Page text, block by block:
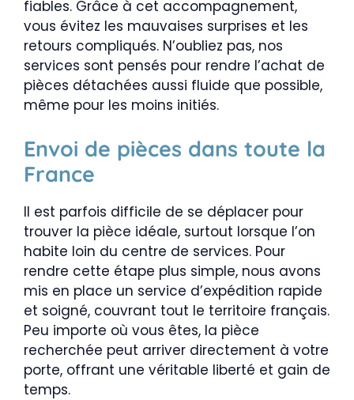
fiables. Grâce à cet accompagnement,
vous évitez les mauvaises surprises et les
retours compliqués. N’oubliez pas, nos
services sont pensés pour rendre l’achat de
pièces détachées aussi fluide que possible,
même pour les moins initiés.
Envoi de pièces dans toute la
France
Il est parfois difficile de se déplacer pour
trouver la pièce idéale, surtout lorsque l’on
habite loin du centre de services. Pour
rendre cette étape plus simple, nous avons
mis en place un service d’expédition rapide
et soigné, couvrant tout le territoire français.
Peu importe où vous êtes, la pièce
recherchée peut arriver directement à votre
porte, offrant une véritable liberté et gain de
temps.